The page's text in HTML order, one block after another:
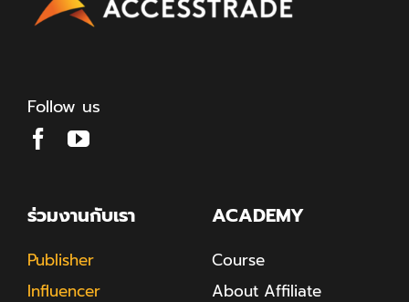
Follow us
ร่วมงานกับเรา
Publisher
Influencer
ACADEMY
Course
About Affiliate